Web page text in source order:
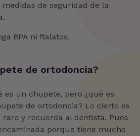
medidas de seguridad de la
BPA ni ftalatos.
de ortodoncia?
es un chupete, pero ¿qué es
de ortodoncia? Lo cierto es
y recuerda al dentista. Pues
porque tiene mucho